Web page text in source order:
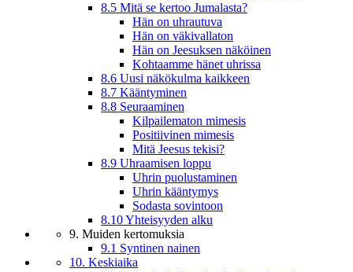
8.5 Mitä se kertoo Jumalasta?
Hän on uhrautuva
Hän on väkivallaton
Hän on Jeesuksen näköinen
Kohtaamme hänet uhrissa
8.6 Uusi näkökulma kaikkeen
8.7 Kääntyminen
8.8 Seuraaminen
Kilpailematon mimesis
Positiivinen mimesis
Mitä Jeesus tekisi?
8.9 Uhraamisen loppu
Uhrin puolustaminen
Uhrin kääntymys
Sodasta sovintoon
8.10 Yhteisyyden alku
9. Muiden kertomuksia
9.1 Syntinen nainen
10. Keskiaika